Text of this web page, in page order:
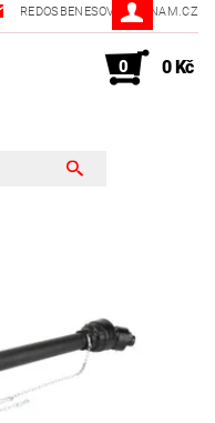
REDOSBENESOV@SEZNAM.CZ
0 0 Kč